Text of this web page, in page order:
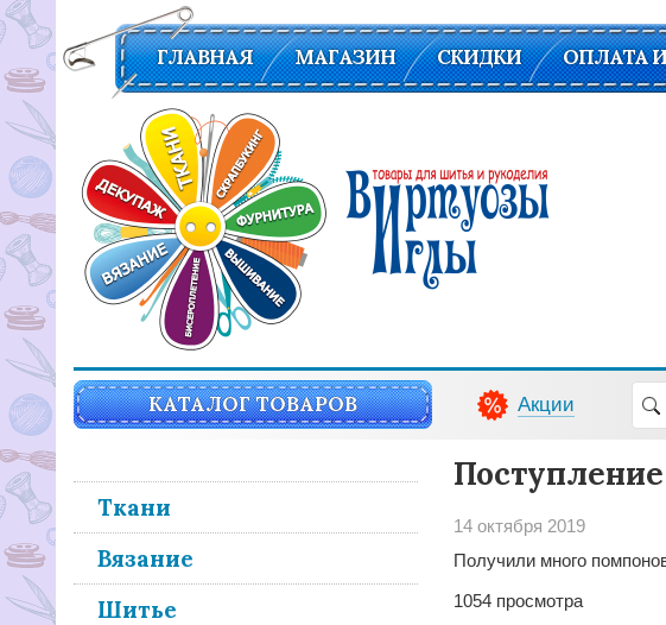
ГЛАВНАЯ МАГАЗИН СКИДКИ ОПЛАТА
КАТАЛОГ ТОВАРОВ Акции
Ткани
Вязание
Шитье
14 октября 2019
Получили много
1054 просмотра